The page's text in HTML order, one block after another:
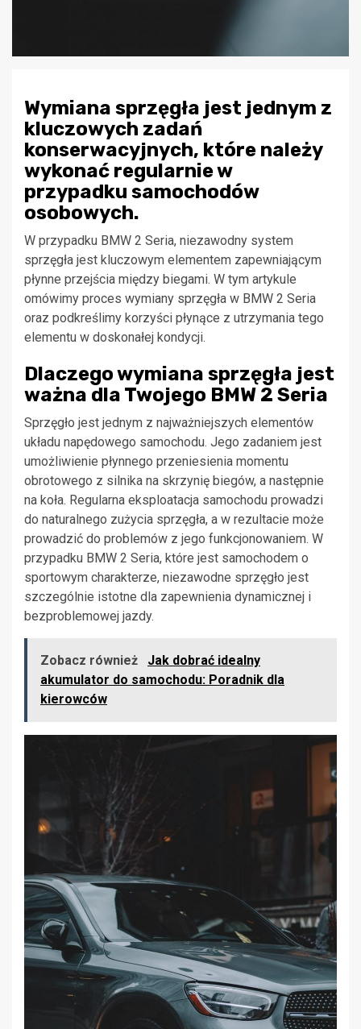
Wymiana sprzęgła jest jednym z
kluczowych zadań
konserwacyjnych, które należy
wykonać regularnie w
przypadku samochodów
osobowych.
W przypadku BMW 2 Seria, niezawodny system
sprzęgła jest kluczowym elementem zapewniającym
płynne przejścia między biegami. W tym artykule
omówimy proces wymiany sprzęgła w BMW 2 Seria
oraz podkreślimy korzyści płynące z utrzymania tego
elementu w doskonałej kondycji.
Dlaczego wymiana sprzęgła jest
ważna dla Twojego BMW 2 Seria
Sprzęgło jest jednym z najważniejszych elementów
układu napędowego samochodu. Jego zadaniem jest
umożliwienie płynnego przeniesienia momentu
obrotowego z silnika na skrzynię biegów, a następnie
na koła. Regularna eksploatacja samochodu prowadzi
do naturalnego zużycia sprzęgła, a w rezultacie może
prowadzić do problemów z jego funkcjonowaniem. W
przypadku BMW 2 Seria, które jest samochodem o
sportowym charakterze, niezawodne sprzęgło jest
szczególnie istotne dla zapewnienia dynamicznej i
bezproblemowej jazdy.
Zobacz również
Jak dobrać idealny
akumulator do samochodu: Poradnik dla
kierowców